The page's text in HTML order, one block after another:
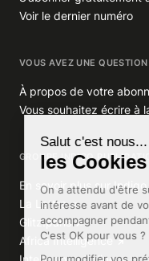
Voir le dernier numéro
VOUS AVEZ UNE QUESTION
À propos de votre
Vous souhaitez écrire à
GROUPE INDIGO
En savoir plus sur
La Lettre
Glitz.paris
Africa Intelligence